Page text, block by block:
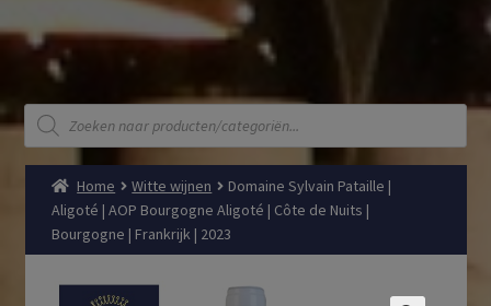
Producten
zoeken
Home Witte wijnen
Domaine Sylvain Pataille |
Aligoté | AOP Bourgogne Aligoté | Côte de Nuits |
Bourgogne | Frankrijk | 2023